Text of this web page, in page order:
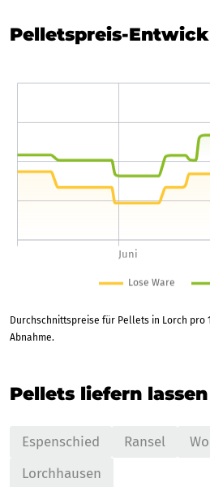
Pelletspreis-
Durchschnittspreise für Pellets in Lorch pro
Abnahme.
Pellets liefern
Espenschied Ransel
Lorchhausen